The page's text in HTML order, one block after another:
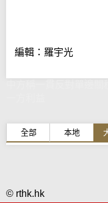
編輯：羅宇光
全部 本地
© rthk.hk